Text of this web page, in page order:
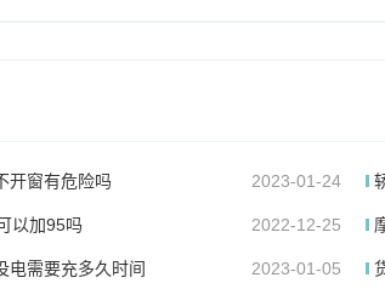
开窗有危险吗 2023-01-24
以加95吗 2022-12-25
电需要充多久时间 2023-01-05